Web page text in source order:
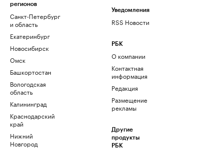
регионов
Санкт-Петербург
и область
Екатеринбург
Новосибирск
Омск
Башкортостан
Вологодская
область
Калининград
Краснодарский
край
Нижний
Новгород
Уведомления
RSS Новости
РБК
О компании
Контактная
информация
Редакция
Размещение
рекламы
Другие
продукты
РБК